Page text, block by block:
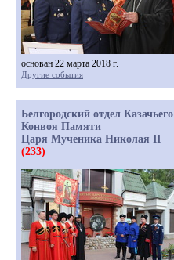
основан 22 марта 2018 г.
Другие события
Белгородский отдел Казачьего
Конвоя Памяти
Царя Мученика Николая II
(233)